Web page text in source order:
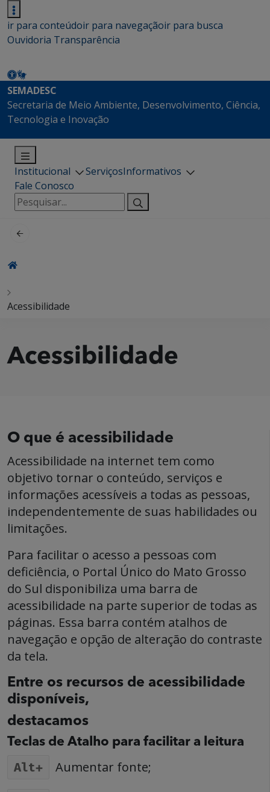
ir para conteúdoir para navegaçãoir para busca
Ouvidoria Transparência
SEMADESC
Secretaria de Meio Ambiente, Desenvolvimento, Ciência,
Tecnologia e Inovação
Institucional ServiçosInformativos
Fale Conosco
Pesquisar
por:
Acessibilidade
Acessibilidade
O que é acessibilidade
Acessibilidade na internet tem como
objetivo tornar o conteúdo, serviços e
informações acessíveis a todas as pessoas,
independentemente de suas habilidades ou
limitações.
Para facilitar o acesso a pessoas com
deficiência, o Portal Único do Mato Grosso
do Sul disponibiliza uma barra de
acessibilidade na parte superior de todas as
páginas. Essa barra contém atalhos de
navegação e opção de alteração do contraste
da tela.
Entre os recursos de acessibilidade
disponíveis,
destacamos
Teclas de Atalho para facilitar a leitura
Alt+ Aumentar fonte;